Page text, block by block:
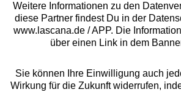
Weitere Informationen zu den
diese Partner findest Du in der
www.lascana.de / APP. Die
über einen Link in dem
Sie können Ihre Einwilligung auch
Wirkung für die Zukunft widerrufen,